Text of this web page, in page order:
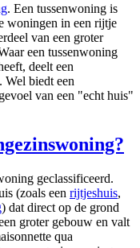
. Een tussenwoning is
woningen in een rijtje
van een groter
een tussenwoning
deelt een
Wel biedt een
van een "echt huis"
geclassificeerd.
(zoals een rijtjeshuis,
) dat direct op de grond
groter gebouw en valt
qua